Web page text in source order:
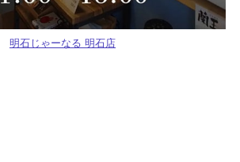
明石じゃーなる 明石店